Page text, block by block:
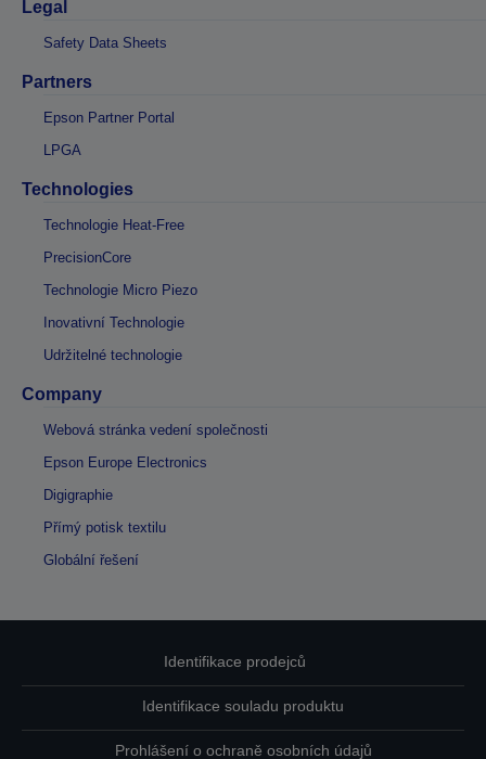
Legal
Safety Data Sheets
Partners
Epson Partner Portal
LPGA
Technologies
Technologie Heat-Free
PrecisionCore
Technologie Micro Piezo
Inovativní Technologie
Udržitelné technologie
Company
Webová stránka vedení společnosti
Epson Europe Electronics
Digigraphie
Přímý potisk textilu
Globální řešení
Identifikace prodejců
Identifikace souladu produktu
Prohlášení o ochraně osobních údajů